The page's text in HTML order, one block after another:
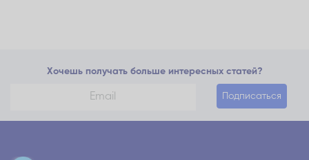
Хочешь получать больше интересных статей?
Подписаться